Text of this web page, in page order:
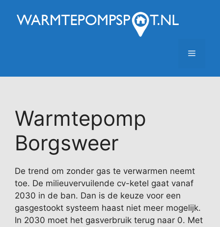
naar
Menu
Warmtepomp
Borgsweer
De trend om zonder gas te verwarmen neemt
toe. De milieuvervuilende cv-ketel gaat vanaf
2030 in de ban. Dan is de keuze voor een
gasgestookt systeem haast niet meer mogelijk.
In 2030 moet het gasverbruik terug naar 0. Met